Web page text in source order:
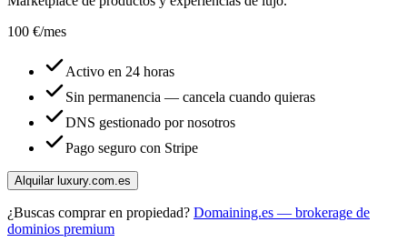
100 €/mes
Activo en 24 horas
Sin permanencia — cancela cuando quieras
DNS gestionado por nosotros
Pago seguro con Stripe
Alquilar luxury.com.es
¿Buscas comprar en propiedad? Domaining.es — brokerage de
dominios premium